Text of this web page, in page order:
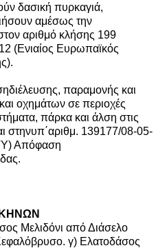
δασική πυρκαγιά,
αμέσως την
αριθμό κλήσης 199
(Ενιαίος Ευρωπαϊκός
παραμονής και
οχημάτων σε περιοχές
πάρκα και άλση στις
στηνυπ΄αριθμ. 139177/08-05-
Απόφαση
Μελιδόνι από Διάσελο
γ) Ελατοδάσος